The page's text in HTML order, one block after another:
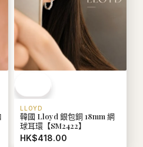
LLOYD
韓國 Lloyd 銀包銅 18mm 網
球耳環【SM2422】
HK$418.00